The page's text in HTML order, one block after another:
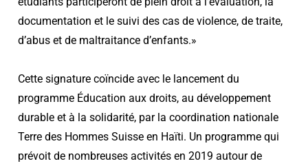
documentation et le suivi des cas de violence, de traite,
d’abus et de maltraitance d’enfants.»
Cette signature coïncide avec le lancement du
programme Éducation aux droits, au développement
durable et à la solidarité, par la coordination nationale
Terre des Hommes Suisse en Haïti. Un programme qui
prévoit de nombreuses activités en 2019 autour de